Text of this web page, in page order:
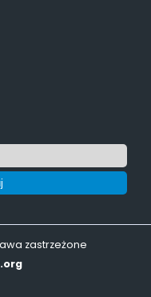
zastrzeżone